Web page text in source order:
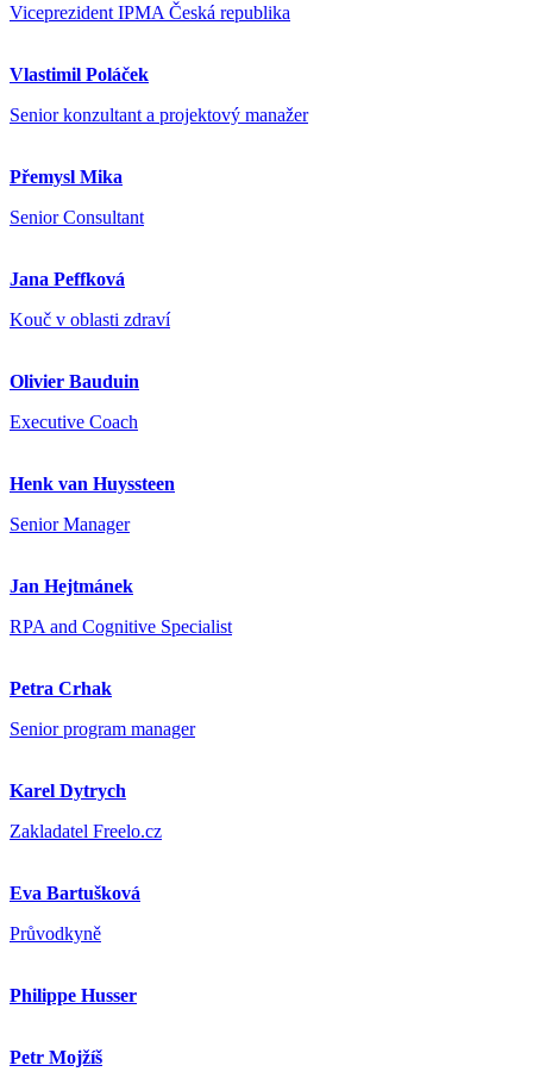
Viceprezident IPMA Česká republika
Vlastimil Poláček
Senior konzultant a projektový manažer
Přemysl Mika
Senior Consultant
Jana Peffková
Kouč v oblasti zdraví
Olivier Bauduin
Executive Coach
Henk van Huyssteen
Senior Manager
Jan Hejtmánek
RPA and Cognitive Specialist
Petra Crhak
Senior program manager
Karel Dytrych
Zakladatel Freelo.cz
Eva Bartušková
Průvodkyně
Philippe Husser
Petr Mojžíš